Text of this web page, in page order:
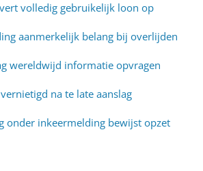
volledig gebruikelijk loon op
aanmerkelijk belang bij overlijden
wereldwijd informatie opvragen
na te late aanslag
onder inkeermelding bewijst opzet